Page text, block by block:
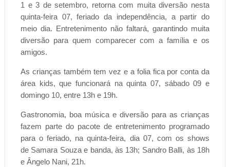
1 e 3 de setembro, retorna com muita diversão nesta
quinta-feira 07, feriado da independência, a partir do
meio dia. Entretenimento não faltará, garantindo muita
diversão para quem comparecer com a família e os
amigos.
As crianças também tem vez e a folia fica por conta da
área kids, que funcionará na quinta 07, sábado 09 e
domingo 10, entre 13h e 19h.
Gastronomia, boa música e diversão para as crianças
fazem parte do pacote de entretenimento programado
para o feriado, na quinta-feira, dia 07, com os shows
de Samara Souza e banda, às 13h; Sandro Balli, às 18h
e Ângelo Nani, 21h.